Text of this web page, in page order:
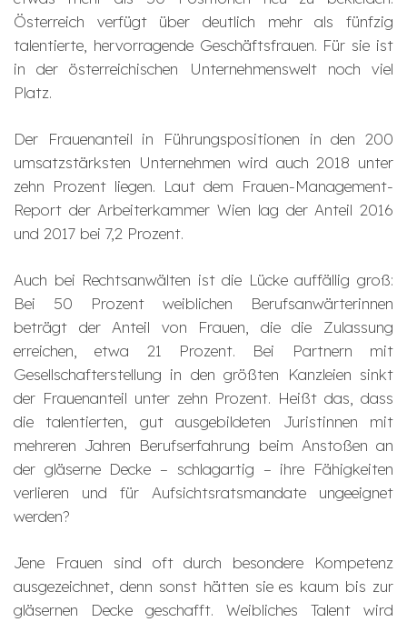
Österreich verfügt über deutlich mehr als fünfzig
talentierte, hervorragende Geschäftsfrauen. Für sie ist
in der österreichischen Unternehmenswelt noch viel
Platz.
Der Frauenanteil in Führungspositionen in den 200
umsatzstärksten Unternehmen wird auch 2018 unter
zehn Prozent liegen. Laut dem Frauen-Management-
Report der Arbeiterkammer Wien lag der Anteil 2016
und 2017 bei 7,2 Prozent.
Auch bei Rechtsanwälten ist die Lücke auffällig groß:
Bei 50 Prozent weiblichen Berufsanwärterinnen
beträgt der Anteil von Frauen, die die Zulassung
erreichen, etwa 21 Prozent. Bei Partnern mit
Gesellschafterstellung in den größten Kanzleien sinkt
der Frauenanteil unter zehn Prozent. Heißt das, dass
die talentierten, gut ausgebildeten Juristinnen mit
mehreren Jahren Berufserfahrung beim Anstoßen an
der gläserne Decke – schlagartig – ihre Fähigkeiten
verlieren und für Aufsichtsratsmandate ungeeignet
werden?
Jene Frauen sind oft durch besondere Kompetenz
ausgezeichnet, denn sonst hätten sie es kaum bis zur
gläsernen Decke geschafft. Weibliches Talent wird